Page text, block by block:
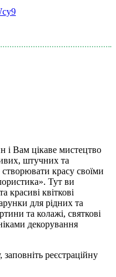
і Вам цікаве мистецтво
штучних та
красу своїми
Тут ви
красиві квіткові
для рідних та
та колажі, святкові
декорування
реєстраційну